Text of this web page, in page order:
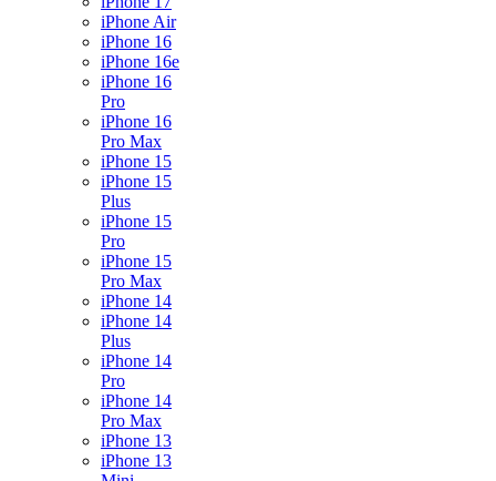
iPhone Air
iPhone 16
iPhone 16e
iPhone 16
Pro
iPhone 16
Pro Max
iPhone 15
iPhone 15
Plus
iPhone 15
Pro
iPhone 15
Pro Max
iPhone 14
iPhone 14
Plus
iPhone 14
Pro
iPhone 14
Pro Max
iPhone 13
iPhone 13